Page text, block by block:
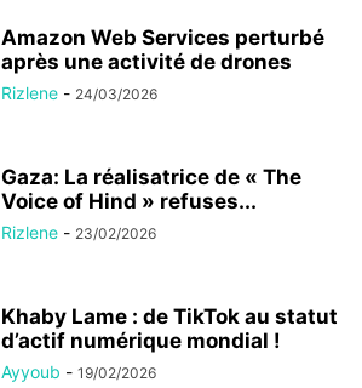
Amazon Web Services perturbé
après une activité de drones
Rizlene - 24/03/2026
Gaza: La réalisatrice de « The
Voice of Hind » refuses...
Rizlene - 23/02/2026
Khaby Lame : de TikTok au statut
d’actif numérique mondial !
Ayyoub - 19/02/2026